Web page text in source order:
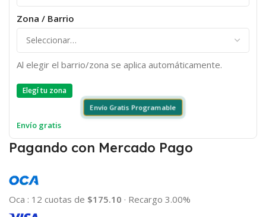
Zona / Barrio
Al elegir el barrio/zona se aplica automáticamente.
Elegí tu zona
Envío Gratis Programable
Envío gratis
Pagando con Mercado Pago
Oca : 12 cuotas de $175.10 · Recargo 3.00%